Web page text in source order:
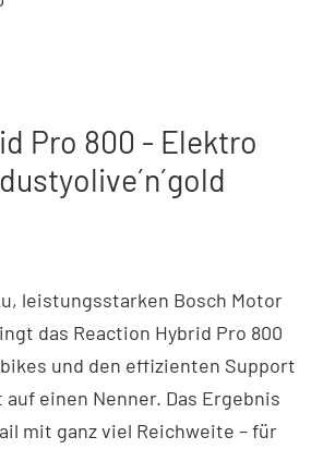
Pro 800 - Elektro
leistungsstarken Bosch Motor
das Reaction Hybrid Pro 800
und den effizienten Support
einen Nenner. Das Ergebnis
mit ganz viel Reichweite – für